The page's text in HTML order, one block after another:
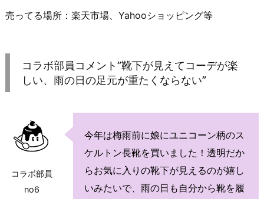
売ってる場所：楽天市場、Yahooショッピング等
コラボ部員コメント”靴下が見えてコーデが楽
しい、雨の日の足元が重たくならない”
コラボ部員
no6
今年は梅雨前に娘にユニコーン柄のス
ケルトン長靴を買いました！透明だか
らお気に入りの靴下が見えるのが嬉し
いみたいで、雨の日も自分から靴を履